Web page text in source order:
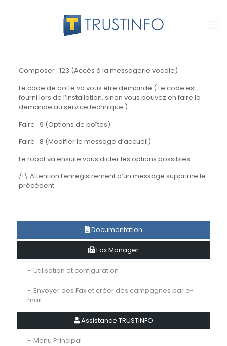
Composer : 123 (Accès à la messagerie vocale)
Le code de boîte va vous être demandé ( Le code est
fourni lors de l’installation, sinon vous pouvez en faire la
demande au service technique )
Faire : 9 (Options de boîtes)
Faire : 8 (Modifier le message d’accueil).
Le robot va ensuite vous dicter les options possibles.
/!\ Attention l’enregistrement d’un message supprime le
précédent
Documentation
Fax Manager
Utilisation et configuration
Envoyer des Fax et créer des campagnes par e-
mail
Assistance TRUSTINFO
Menu Principal